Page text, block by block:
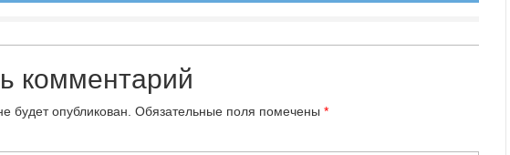
комментарий
будет опубликован. Обязательные поля помечены *